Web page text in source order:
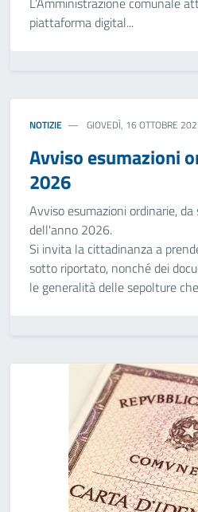
piattaforma digital...
NOTIZIE GIOVEDÌ, 16 OTTOBRE
Avviso esumazioni
2026
Avviso esumazioni ordinarie,
dell'anno 2026.
Si invita la cittadinanza a
sotto riportato, nonché dei
le generalità delle sepolture